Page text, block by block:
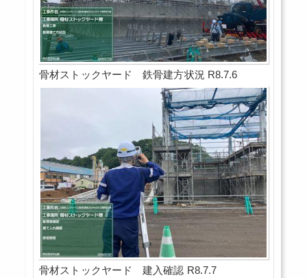
骨材ストックヤード 鉄骨建方状況 R8.7.6
骨材ストックヤード 建入確認 R8.7.7